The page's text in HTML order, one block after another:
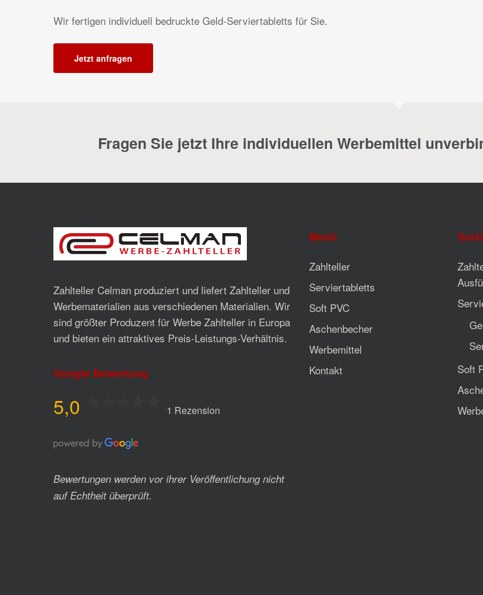
Wir fertigen individuell bedruckte Geld-Serviertabletts für Sie.
Jetzt anfragen
Fragen Sie jetzt Ihre individuellen Werbemittel
Zahlteller Celman produziert und liefert Zahlteller und
Werbematerialien aus verschiedenen Materialien. Wir
sind größter Produzent für Werbe Zahlteller in Europa
und bieten ein attraktives Preis-Leistungs-Verhältnis.
Google Bewertung
5,0 1 Rezension
Bewertungen werden vor ihrer Veröffentlichung nicht
auf Echtheit überprüft.
Menü
Zahlteller
Serviertabletts
Soft PVC
Aschenbecher
Werbemittel
Kontakt
Soft